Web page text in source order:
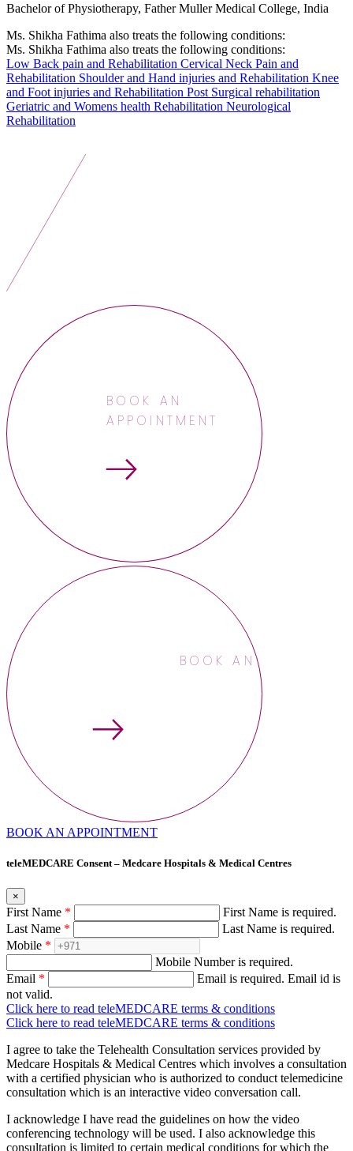
Bachelor of Physiotherapy, Father Muller Medical College, India
Ms. Shikha Fathima also treats the following conditions:
Ms. Shikha Fathima also treats the following conditions:
Low Back pain and Rehabilitation Cervical Neck Pain and
Rehabilitation Shoulder and Hand injuries and Rehabilitation Knee
and Foot injuries and Rehabilitation Post Surgical rehabilitation
Geriatric and Womens health Rehabilitation Neurological
Rehabilitation
BOOK AN
APPOINTMENT
BOOK AN
BOOK AN APPOINTMENT
teleMEDCARE Consent – Medcare Hospitals & Medical Centres
×
First Name *
First Name is required.
Last Name *
Last Name is required.
Mobile *
Mobile Number is required.
Email * Email is required. Email id is
not valid.
Click here to read teleMEDCARE terms & conditions
Click here to read teleMEDCARE terms & conditions
I agree to take the Telehealth Consultation services provided by
Medcare Hospitals & Medical Centres which involves a consultation
with a certified physician who is authorized to conduct telemedicine
consultation which is an interactive video conversation call.
I acknowledge I have read the guidelines on how the video
conferencing technology will be used. I also acknowledge this
consultation is limited to certain medical conditions for which the